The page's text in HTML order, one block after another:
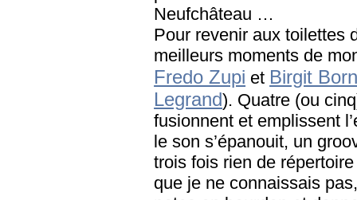
Neufchâteau …
Pour revenir aux toilettes
meilleurs moments de
Fredo Zupi et Birgit
Legrand). Quatre (ou
fusionnent et emplissent
le son s’épanouit, un
trois fois rien de
que je ne connaissais